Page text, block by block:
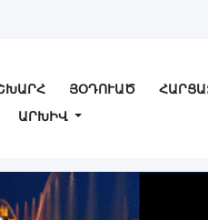
ՅՕԴՈՒԱԾ
ԱՐԽԻՎ